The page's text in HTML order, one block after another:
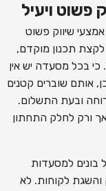
פשוט ויעיל
שיווק פשוט
לקצת תכנון מוקדם,
כי בכל מסעדה יש אין
אותם שוברים קטנים
ובעת התשלום.
ורק לחלק התחתון
בונים למסעדות
והשגת לקוחות. לא